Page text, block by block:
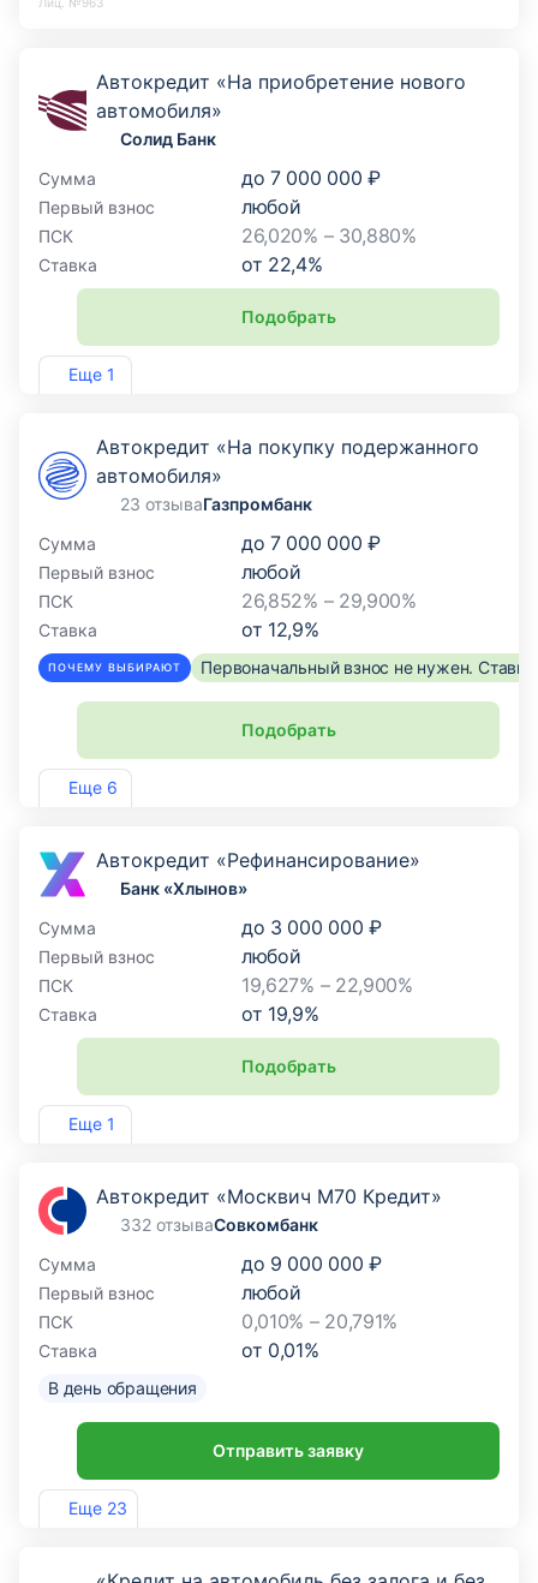
Еще 1
Автокредит «На приобретение нового
автомобиля»
Солид Банк
Сумма
до 7 000 000 ₽
Первый взнос любой
ПСК 26,020% – 30,880%
Ставка от 22,4%
Подобрать
Лиц. №1329
Еще 6
Автокредит «На покупку подержанного
автомобиля»
23 отзываГазпромбанк
Сумма
до 7 000 000 ₽
Первый взнос любой
ПСК 26,852% – 29,900%
Ставка от 12,9%
ПОЧЕМУ ВЫБИРАЮТ Первоначальный взнос не нужен.
Подобрать
Лиц. №354
Еще 1
Автокредит «Рефинансирование»
Банк «Хлынов»
Сумма
до 3 000 000 ₽
Первый взнос любой
ПСК 19,627% – 22,900%
Ставка от 19,9%
Подобрать
Лиц. №254
Еще 23
Автокредит «Москвич М70 Кредит»
332 отзываСовкомбанк
Сумма
до 9 000 000 ₽
Первый взнос любой
ПСК 0,010% – 20,791%
Ставка от 0,01%
В день обращения
Отправить заявку
Лиц. №963